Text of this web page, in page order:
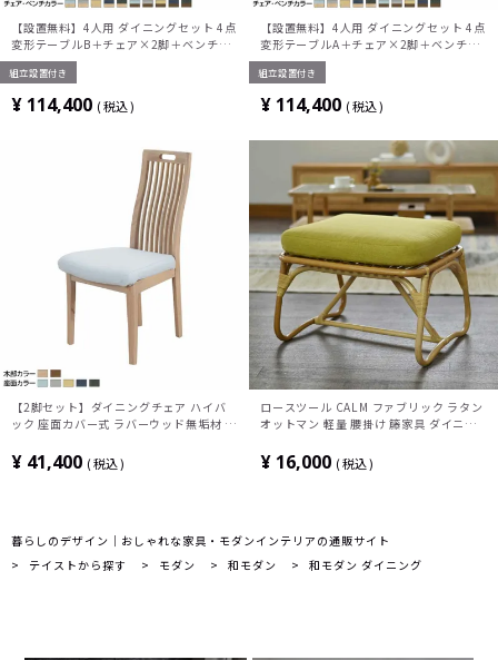
【設置無料】4人用 ダイニングセット 4点
変形テーブルB＋チェア×2脚＋ベンチ
×1脚 UV塗装 北欧
組立設置付き
¥ 114,400 税込
【設置無料】4人用 ダイニングセット 4点
変形テーブルA＋チェア×2脚＋ベンチ
×1脚 UV塗装 北欧
組立設置付き
¥ 114,400 税込
【2脚セット】ダイニングチェア ハイバ
ック 座面カバー式 ラバーウッド無垢材 椅
¥ 41,400 税込
ロースツール CALM ファブリック ラタン
オットマン 軽量 腰掛け 籐家具 ダイニン
ュラル 韓国 アジアン 和室 完成品
¥ 16,000 税込
暮らしのデザイン｜おしゃれな家具・モダンインテリアの通販サイト
テイストから探す
モダン 和モダン 和モダン ダイニング